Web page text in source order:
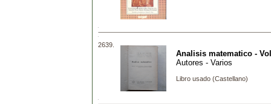
2639.
Analisis matematico -
Autores - Varios
Libro usado (Castellano)